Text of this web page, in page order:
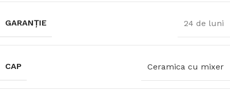
GARANȚIE 24 de luni
CAP Ceramica cu mixer